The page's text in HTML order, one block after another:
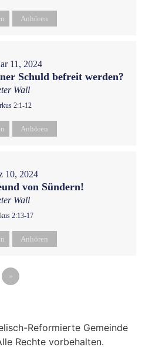
Anhören
11, 2024
Schuld befreit werden?
Wall
2:1-12
Anhören
10, 2024
von Sündern!
Wall
2:13-17
Anhören
»
Reformierte Gemeinde
Rechte vorbehalten.